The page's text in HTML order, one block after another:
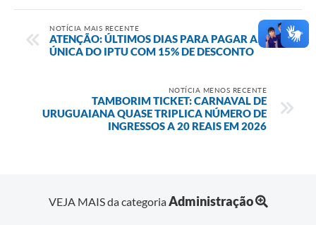
NOTÍCIA MAIS RECENTE
ATENÇÃO: ÚLTIMOS DIAS PARA PAGAR A COTA
ÚNICA DO IPTU COM 15% DE DESCONTO
NOTÍCIA MENOS RECENTE
TAMBORIM TICKET: CARNAVAL DE
URUGUAIANA QUASE TRIPLICA NÚMERO DE
INGRESSOS A 20 REAIS EM 2026
VEJA MAIS da categoriaAdministração